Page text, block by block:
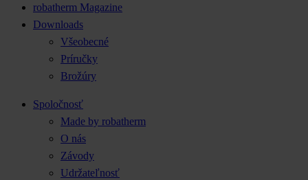
robatherm Magazine
Downloads
Všeobecné
Príručky
Brožúry
Spoločnosť
Made by robatherm
O nás
Závody
Udržateľnosť